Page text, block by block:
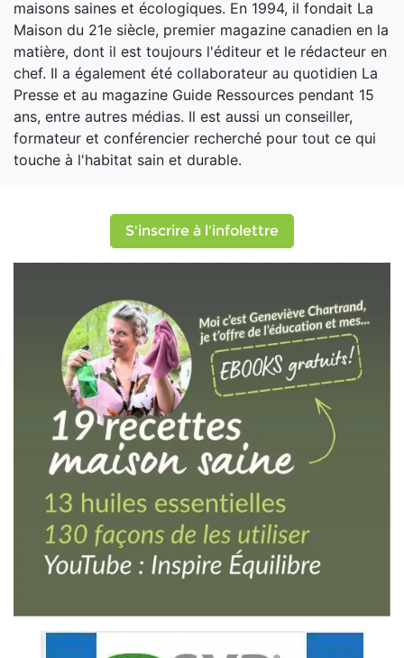
maisons saines et écologiques. En 1994, il fondait La
Maison du 21e siècle, premier magazine canadien en la
matière, dont il est toujours l'éditeur et le rédacteur en
chef. Il a également été collaborateur au quotidien La
Presse et au magazine Guide Ressources pendant 15
ans, entre autres médias. Il est aussi un conseiller,
formateur et conférencier recherché pour tout ce qui
touche à l'habitat sain et durable.
S'inscrire à l'infolettre